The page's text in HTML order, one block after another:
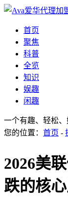
首页
聚焦
科普
全览
知识
娱趣
闲趣
一个有趣、轻松
您的位置： 首页 -
2026美
跌的核